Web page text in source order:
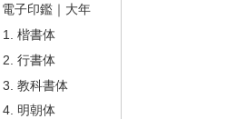
電子印鑑｜大年
楷書体
行書体
教科書体
明朝体